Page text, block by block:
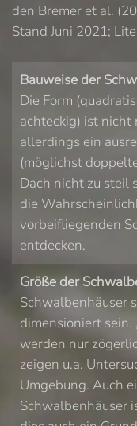
den Bremer et al.
Stand Juni 2021;
Bauweise der
Die Form
achteckig) ist
allerdings ein
(möglichst
Dach nicht zu steil
die
vorbeifliegenden
entdecken.
Größe der
Schwalbenhäuser
dimensioniert sein.
werden nur
zeigen u.a.
Umgebung. Auch
Schwalbenhäuser